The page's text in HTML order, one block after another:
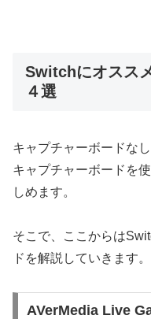
Switchにオスス
４選
キャプチャーボードな
キャプチャーボードを
しめます。
そこで、ここからは
ドを解説していきます。
AVerMedia Live